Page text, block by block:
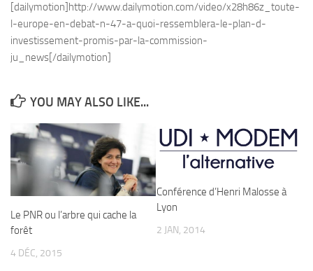
[dailymotion]http://www.dailymotion.com/video/x28h86z_toute-
l-europe-en-debat-n-47-a-quoi-ressemblera-le-plan-d-
investissement-promis-par-la-commission-
ju_news[/dailymotion]
YOU MAY ALSO LIKE...
Le PNR ou l’arbre qui cache la
forêt
4 DÉC, 2015
Conférence d’Henri Malosse à
Lyon
2 JAN, 2014